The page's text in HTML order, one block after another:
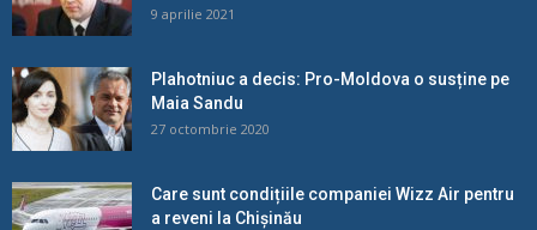
9 aprilie 2021
Plahotniuc a decis: Pro-Moldova o susține pe
Maia Sandu
27 octombrie 2020
Care sunt condițiile companiei Wizz Air pentru
a reveni la Chișinău